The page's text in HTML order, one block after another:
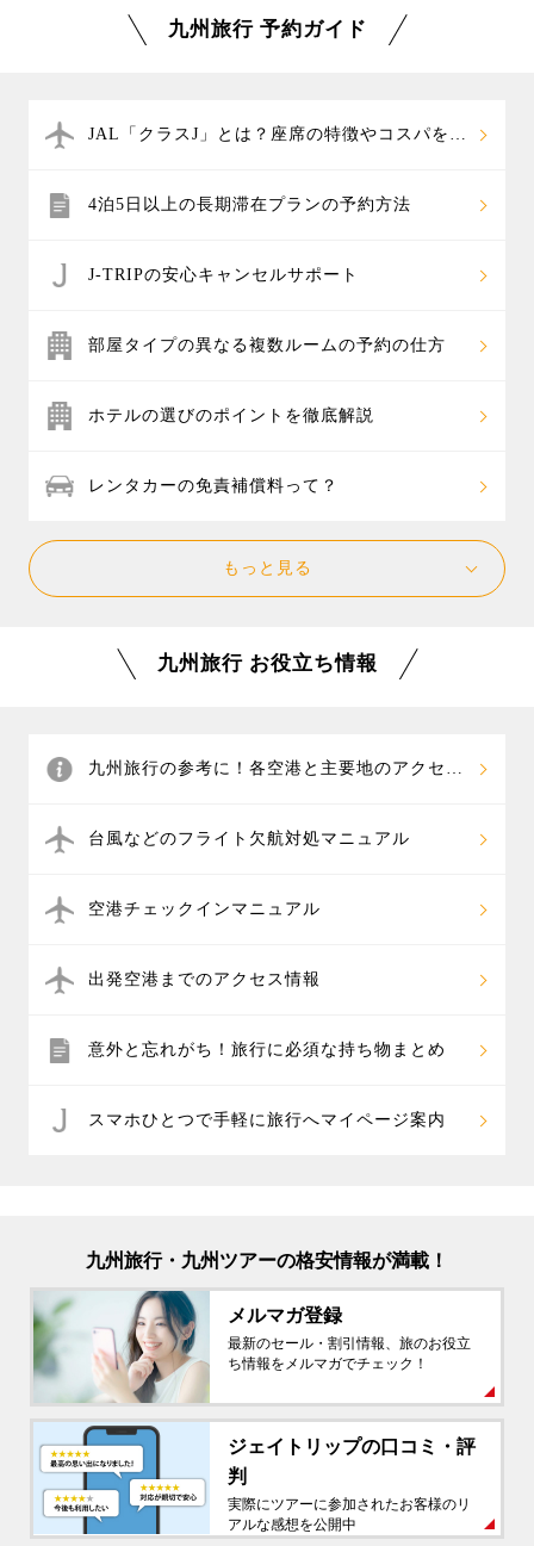
ウステンボス旅行、新鮮な海の幸や山の幸のグルメ旅
い。
他には雲仙温泉、霧島温泉郷、指宿温泉など、人気の
ら、自分だけの温泉旅行もカスタマイズでき、お好み
す。
九州旅行 予約ガイド
JAL「クラスJ」とは？座席の特徴やコスパを解
4泊5日以上の長期滞在プランの予約方法
J-TRIPの安心キャンセルサポート
部屋タイプの異なる複数ルームの予約の仕方
ホテルの選びのポイントを徹底解説
レンタカーの免責補償料って？
もっと見る
九州旅行 お役立ち情報
九州旅行の参考に！各空港と主要地のアクセス
台風などのフライト欠航対処マニュアル
空港チェックインマニュアル
出発空港までのアクセス情報
意外と忘れがち！旅行に必須な持ち物まとめ
スマホひとつで手軽に旅行へマイページ案内
九州旅行・九州ツアーの格安情報が満載！
メルマガ登録
最新のセール・割引情報、旅のお役立
ち情報をメルマガでチェック！
ジェイトリップの口コミ・評
判
実際にツアーに参加されたお客様のリ
アルな感想を公開中